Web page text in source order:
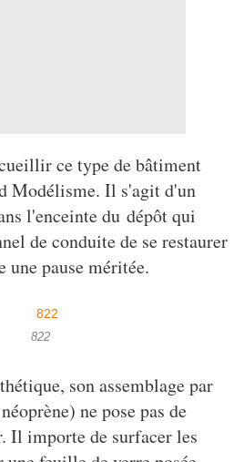
ce type de bâtiment
Modélisme. Il s'agit d'un
l'enceinte du dépôt qui
de conduite de se restaurer
une pause méritée.
822
son assemblage par
ne pose pas de
Il importe de surfacer les